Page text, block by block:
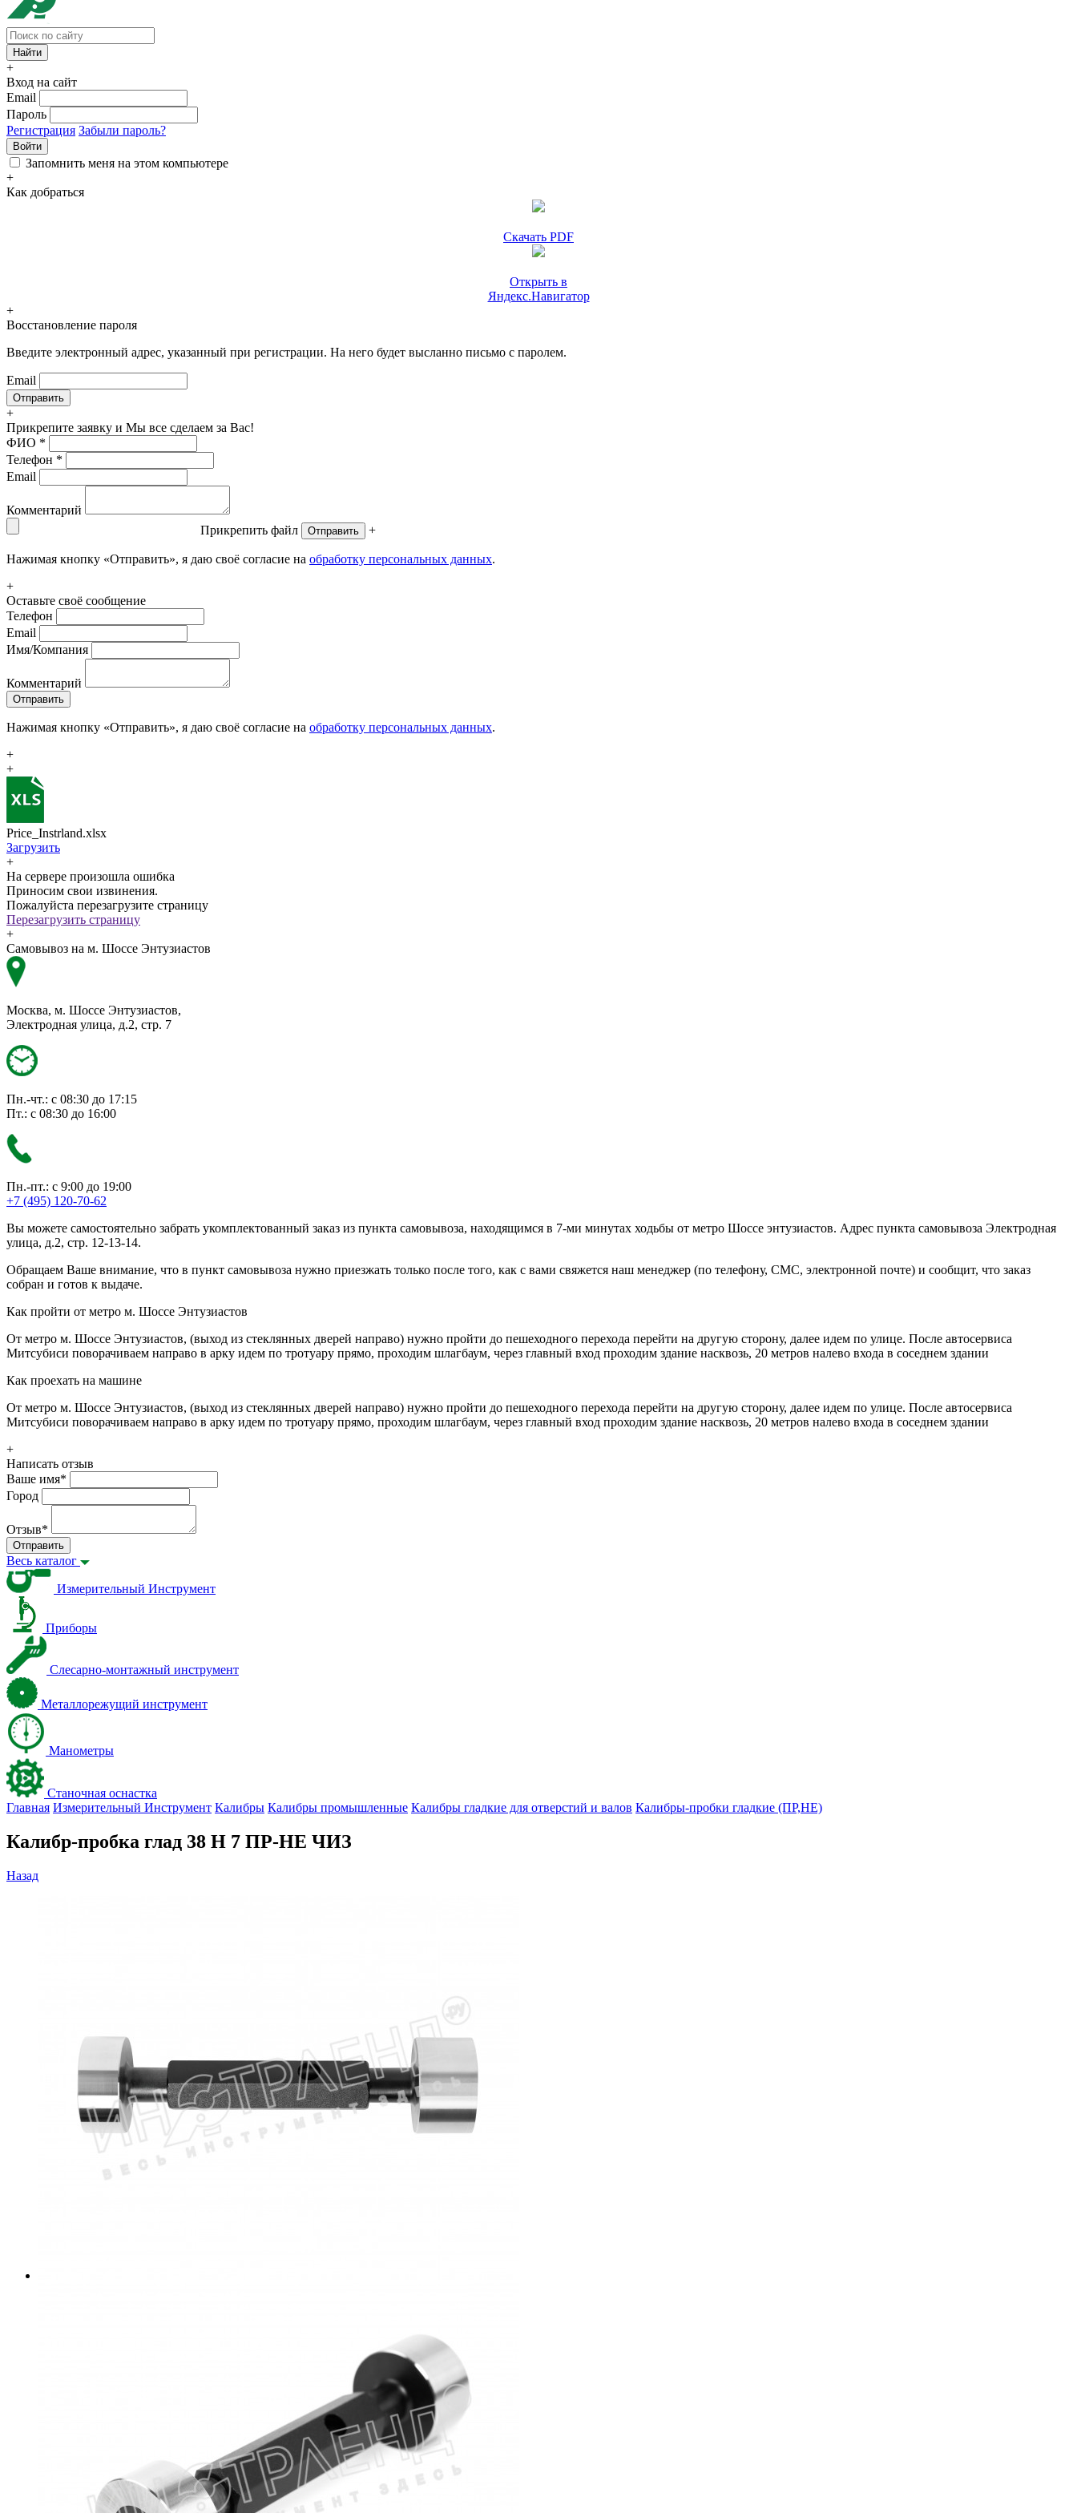
+
Вход на сайт
Email
Пароль
Регистрация Забыли пароль?
Войти
Запомнить меня на этом компьютере
+
Как добраться
Скачать PDF
Открыть в
Яндекс.Навигатор
+
Восстановление пароля
Введите электронный адрес, указанный при регистрации. На него будет высланно письмо с паролем.
Email
+
Прикрепите заявку и Мы все сделаем за Вас!
ФИО *
Телефон *
Email
Комментарий
Прикрепить файл
Отправить +
Нажимая кнопку «Отправить», я даю своё согласие на обработку персональных данных.
+
Оставьте своё сообщение
Телефон
Email
Имя/Компания
Комментарий
Отправить
Нажимая кнопку «Отправить», я даю своё согласие на обработку персональных данных.
+
+
Price_Instrland.xlsx
Загрузить
+
На сервере произошла ошибка
Приносим свои извинения.
Пожалуйста перезагрузите страницу
Перезагрузить страницу
+
Самовывоз на м. Шоссе Энтузиастов
Москва, м. Шоссе Энтузиастов,
Электродная улица, д.2, стр. 7
Пн.-чт.: с 08:30 до 17:15
Пт.: с 08:30 до 16:00
Пн.-пт.: с 9:00 до 19:00
+7 (495) 120-70-62
Вы можете самостоятельно забрать укомплектованный заказ из пункта самовывоза, находящимся в 7-ми минутах ходьбы от метро Шоссе энтузиастов. Адрес пункта самовывоза Электродная
улица, д.2, стр. 12-13-14.
Обращаем Ваше внимание, что в пункт самовывоза нужно приезжать только после того, как с вами свяжется наш менеджер (по телефону, СМС, электронной почте) и сообщит, что заказ
собран и готов к выдаче.
Как пройти от метро м. Шоссе Энтузиастов
От метро м. Шоссе Энтузиастов, (выход из стеклянных дверей направо) нужно пройти до пешеходного перехода перейти на другую сторону, далее идем по улице. После автосервиса
Митсубиси поворачиваем направо в арку идем по тротуару прямо, проходим шлагбаум, через главный вход проходим здание насквозь, 20 метров налево входа в соседнем здании
Как проехать на машине
От метро м. Шоссе Энтузиастов, (выход из стеклянных дверей направо) нужно пройти до пешеходного перехода перейти на другую сторону, далее идем по улице. После автосервиса
Митсубиси поворачиваем направо в арку идем по тротуару прямо, проходим шлагбаум, через главный вход проходим здание насквозь, 20 метров налево входа в соседнем здании
+
Написать отзыв
Ваше имя*
Город
Отзыв*
Отправить
Весь каталог
Измерительный Инструмент
Приборы
Слесарно-монтажный инструмент
Металлорежущий инструмент
Манометры
Станочная оснастка
Главная Измерительный Инструмент Калибры Калибры промышленные Калибры гладкие для отверстий и валов Калибры-пробки гладкие (ПР,НЕ)
Калибр-пробка глад 38 H 7 ПР-НЕ ЧИЗ
Назад